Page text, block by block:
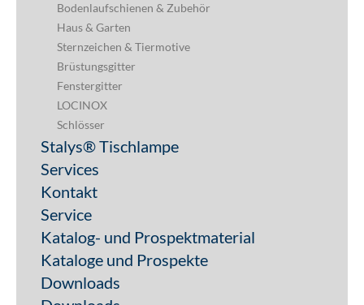
Bodenlaufschienen & Zubehör
Haus & Garten
Sternzeichen & Tiermotive
Brüstungsgitter
Fenstergitter
LOCINOX
Schlösser
Stalys® Tischlampe
Services
Kontakt
Service
Katalog- und Prospektmaterial
Kataloge und Prospekte
Downloads